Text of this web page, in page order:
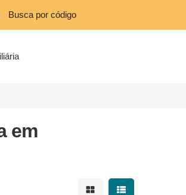
em
Mostrar resultados em
Mostrar